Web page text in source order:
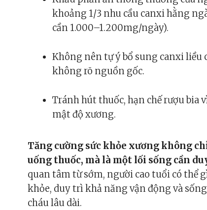
khoảng 1/3 nhu cầu canxi hằng
cần 1.000–1.200mg/ngày).
Không nên tự ý bổ sung canxi liều
không rõ nguồn gốc.
Tránh hút thuốc, hạn chế rượu bia
mật độ xương.
Tăng cường sức khỏe xương không
uống thuốc, mà là một lối sống cần
quan tâm từ sớm, người cao tuổi có thể
khỏe, duy trì khả năng vận động và
cháu lâu dài.